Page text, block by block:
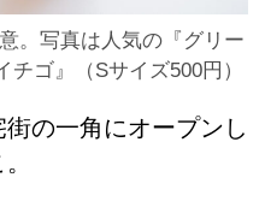
。写真は人気の『グリー
ゴ』（Sサイズ500円）
の一角にオープンし